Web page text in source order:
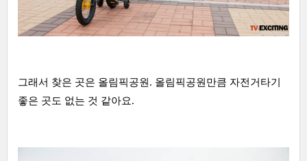
그래서 찾은 곳은 올림픽공원. 올림픽공원만큼 자전거타기
좋은 곳도 없는 것 같아요.